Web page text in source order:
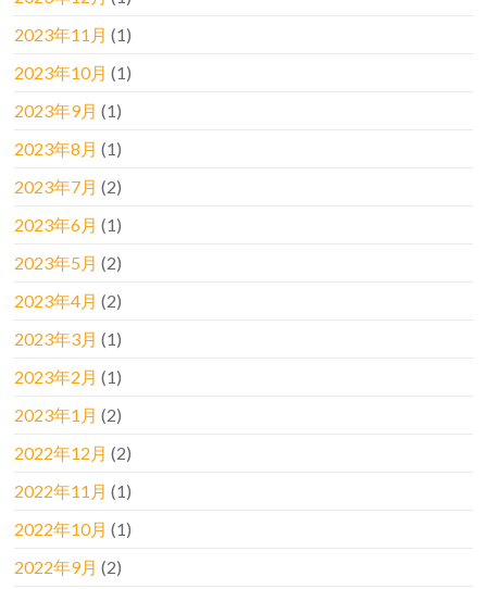
2023年11月 (1)
2023年10月 (1)
2023年9月 (1)
2023年8月 (1)
2023年7月 (2)
2023年6月 (1)
2023年5月 (2)
2023年4月 (2)
2023年3月 (1)
2023年2月 (1)
2023年1月 (2)
2022年12月 (2)
2022年11月 (1)
2022年10月 (1)
2022年9月 (2)